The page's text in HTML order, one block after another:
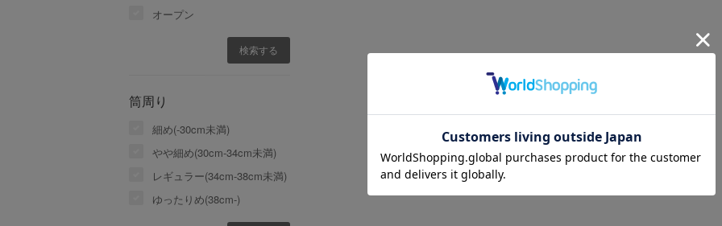
オープン
筒周り
細め(-30cm未満)
やや細め(30cm-34cm未満)
レギュラー(34cm-38cm未満)
ゆったりめ(38cm-)